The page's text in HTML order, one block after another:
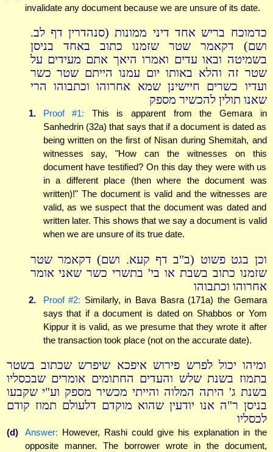
invalidate any document because we are unsure of its date.
כדמוכח בריש אחד דיני ממונות (סנהדרין דף לב.
ושם) דקאמר שטר שזמנו כתוב באחד בניסן
בשמיטה ובאו עדים ואמרו היאך אתם מעידים על
שטר זה והלא באותו יום עמנו הייתם שטר כשר
ועדיו כשרים חיישינן שמא אחרוהו וכתבוהו הרי
שאנו תולין להכשיר מספק
1. Proof #1: This is apparent from the Gemara in
Sanhedrin (32a) that says that if a document is dated as
being written on the first of Nisan during Shemitah, and
witnesses say, "How can the witnesses on this
document have testified? On this day they were with us
in a different place (then where the document was
written)!" The document is valid and the witnesses are
valid, as we suspect that the document was dated and
written later. This shows that we say a document is valid
when we are unsure of its true date.
וכן בגט פשוט (ב"ב דף קעא. ושם) דקאמר שטר
שזמנו כתוב בשבת או בי' בתשרי כשר שאני אומר
אחרוהו וכתבוהו
2. Proof #2: Similarly, in Bava Basra (171a) the Gemara
says that if a document is dated on Shabbos or Yom
Kippur it is valid, as we presume that they wrote it after
the transaction took place (not on the accurate date).
ומיהו יכול לפרש פירוש איפכא שיפרש שכתוב בשטר
בתמוז בשנת שלש והעדים החתומים אומרים שבכסליו
בשנת ג' היתה המלוה והייתי מכשיר מספק וע"י שקבעו
בניסן ר"ה אנו יודעין שהוא מוקדם דלעולם תמוז קודם
לכסליו
(d) Answer: However, Rashi could give his explanation in the
opposite manner. The borrower wrote in the document,